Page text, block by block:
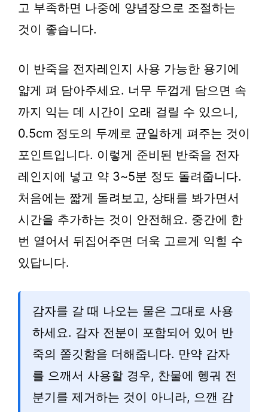
고 부족하면 나중에 양념장으로 조절하는
것이 좋습니다.
이 반죽을 전자레인지 사용 가능한 용기에
얇게 펴 담아주세요. 너무 두껍게 담으면 속
까지 익는 데 시간이 오래 걸릴 수 있으니,
0.5cm 정도의 두께로 균일하게 펴주는 것이
포인트입니다. 이렇게 준비된 반죽을 전자
레인지에 넣고 약 3~5분 정도 돌려줍니다.
처음에는 짧게 돌려보고, 상태를 봐가면서
시간을 추가하는 것이 안전해요. 중간에 한
번 열어서 뒤집어주면 더욱 고르게 익힐 수
있답니다.
감자를 갈 때 나오는 물은 그대로 사용
하세요. 감자 전분이 포함되어 있어 반
죽의 쫄깃함을 더해줍니다. 만약 감자
를 으깨서 사용할 경우, 찬물에 헹궈 전
분기를 제거하는 것이 아니라, 으깬 감